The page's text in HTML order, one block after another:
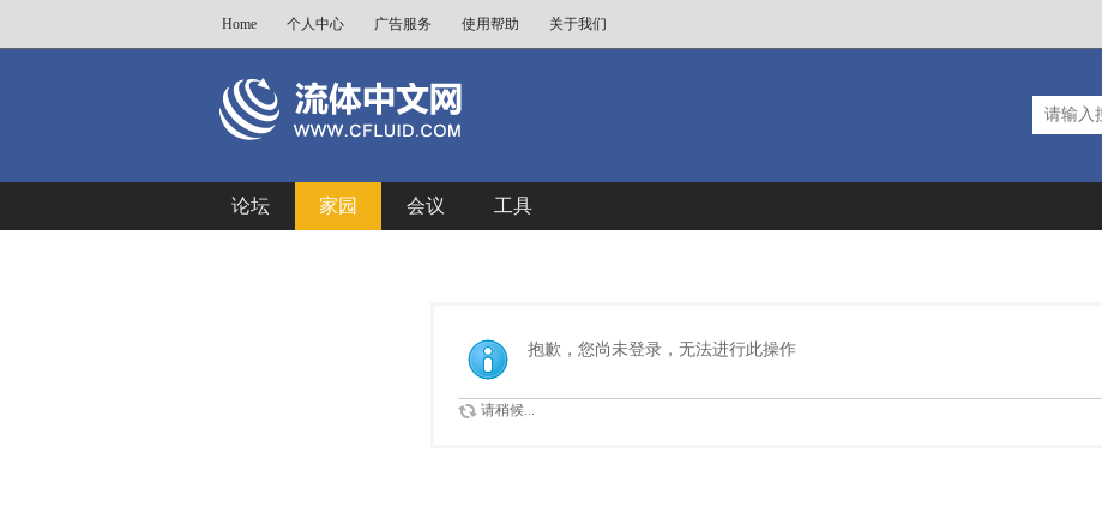
Home 个人中心 广告服务 使用帮助 关于我们
论坛 家园 会议 工具
抱歉，您尚未登录，无法进行此操作
请稍候...